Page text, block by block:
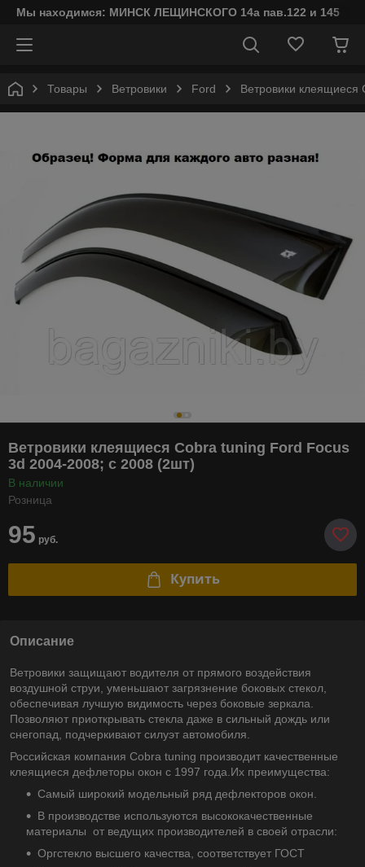
Мы находимся: МИНСК ЛЕЩИНСКОГО 14а пав.122 и 145
Товары Ветровики Ford Ветровики
Ветровики клеящиеся Cobra tuning Ford Focus
3d 2004-2008; с 2008 (2шт)
В наличии
Розница
95 руб.
Купить
Описание
Ветровики защищают водителя от прямого воздействия
воздушной струи, уменьшают загрязнение боковых стекол,
обеспечивая лучшую видимость через боковые зеркала.
Позволяют приоткрывать стекла даже в сильный дождь или
снегопад, подчеркивают силуэт автомобиля.
Российская компания Cobra tuning производит качественные
клеящиеся дефлеторы окон с 1997 года.Их преимущества:
Самый широкий модельный ряд дефлекторов окон.
В производстве используются высококачественные
материалы от ведущих производителей в своей отрасли:
Оргстекло высшего качества, соответствует ГОСТ